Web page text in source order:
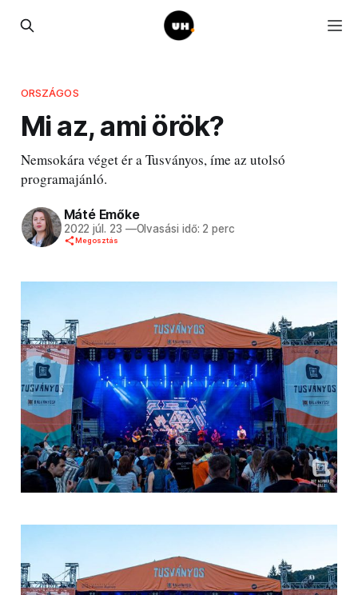
ORSZÁGOS
Mi az, ami örök?
Nemsokára véget ér a Tusványos, íme az utolsó
programajánló.
Máté Emőke
2022 júl. 23 —Olvasási idő: 2 perc
Megosztás